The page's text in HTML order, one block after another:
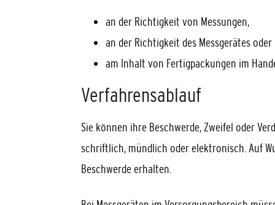
an der Richtigkeit von Messungen,
an der Richtigkeit des Messgerätes oder
am Inhalt von Fertigpackungen im
Verfahrensablauf
Sie können ihre Beschwerde, Zweifel oder
schriftlich, mündlich oder elektronisch. Auf
Beschwerde erhalten.